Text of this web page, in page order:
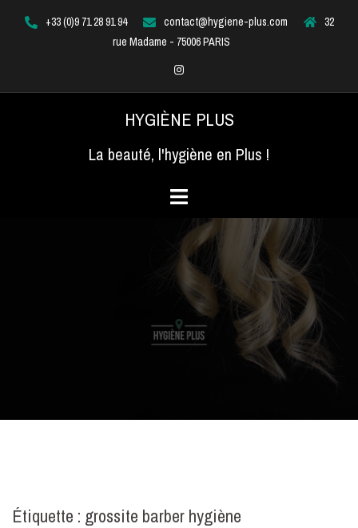
+33 (0)9 71 28 91 94 contact@hygiene-plus.com
32
rue Madame - 75006 PARIS
Instagram
HYGIÈNE PLUS
La beauté, l'hygiène en Plus !
Étiquette : grossite barber hygiène